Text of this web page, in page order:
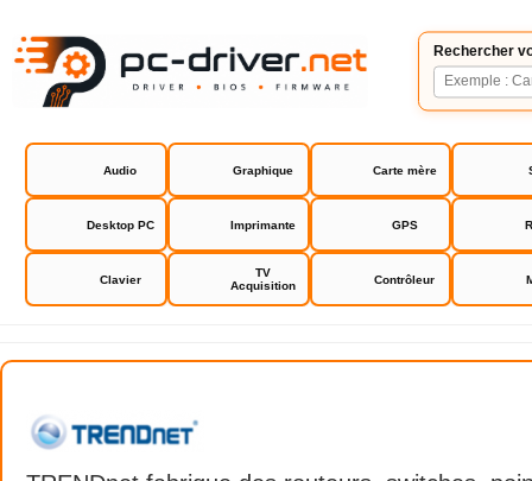
Rechercher
Audio Graphique Carte mère
Desktop PC Imprimante GPS
Clavier
TV
Acquisition
Contrôleur
TRENDnet